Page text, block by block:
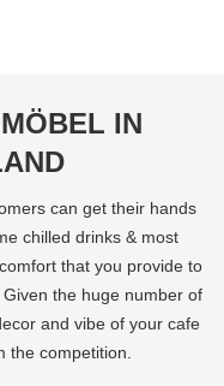
IN
can get their hands
chilled drinks & most
that you provide to
the huge number of
and vibe of your cafe
the competition.